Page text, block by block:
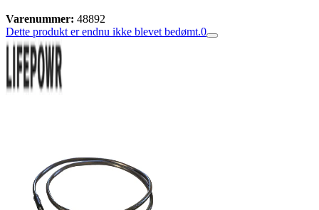
Varenummer: 48892
Dette produkt er endnu ikke blevet bedømt.0